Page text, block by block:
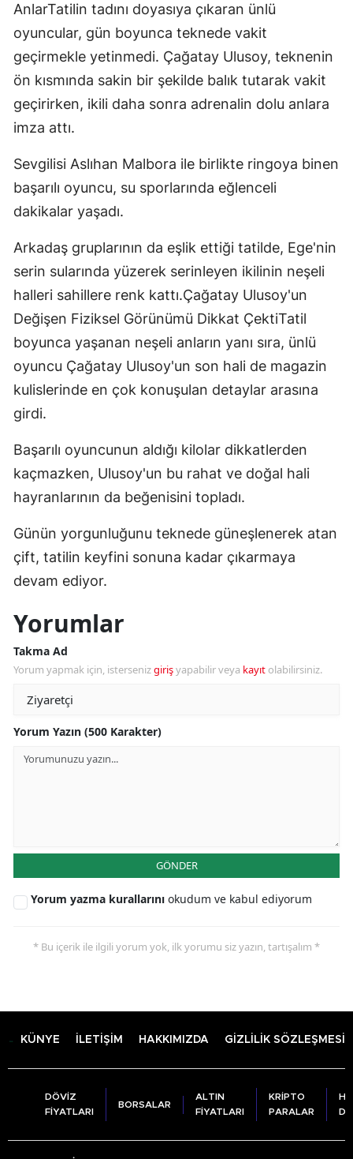
AnlarTatilin tadını doyasıya çıkaran ünlü
oyuncular, gün boyunca teknede vakit
geçirmekle yetinmedi. Çağatay Ulusoy, teknenin
ön kısmında sakin bir şekilde balık tutarak vakit
geçirirken, ikili daha sonra adrenalin dolu anlara
imza attı.
Sevgilisi Aslıhan Malbora ile birlikte ringoya binen
başarılı oyuncu, su sporlarında eğlenceli
dakikalar yaşadı.
Arkadaş gruplarının da eşlik ettiği tatilde, Ege'nin
serin sularında yüzerek serinleyen ikilinin neşeli
halleri sahillere renk kattı.Çağatay Ulusoy'un
Değişen Fiziksel Görünümü Dikkat ÇektiTatil
boyunca yaşanan neşeli anların yanı sıra, ünlü
oyuncu Çağatay Ulusoy'un son hali de magazin
kulislerinde en çok konuşulan detaylar arasına
girdi.
Başarılı oyuncunun aldığı kilolar dikkatlerden
kaçmazken, Ulusoy'un bu rahat ve doğal hali
hayranlarının da beğenisini topladı.
Günün yorgunluğunu teknede güneşlenerek atan
çift, tatilin keyfini sonuna kadar çıkarmaya
devam ediyor.
Yorumlar
Takma Ad
Yorum yapmak için, istersenizgirişyapabilir veya kayıt olabilirsiniz.
Yorum Yazın (500 Karakter)
GÖNDER
Yorum yazma kurallarını okudum ve kabul ediyorum
* Bu içerik ile ilgili yorum yok, ilk yorumu siz yazın, tartışalım *
KÜNYE İLETİŞİM HAKKIMIZDA GİZLİLİK SÖZLEŞMESİ
DÖVİZ
FİYATLARI
BORSALAR
ALTIN
FİYATLARI
KRİPTO
PARALAR